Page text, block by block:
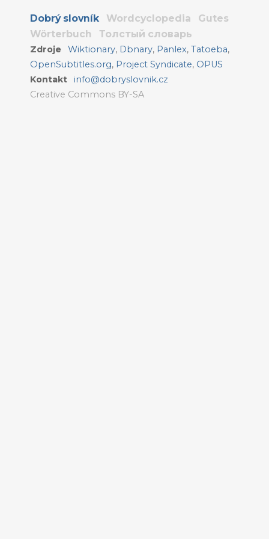
Dobrý slovník Wordcyclopedia
Gutes
Wörterbuch
Толстый словарь
Zdroje Wiktionary, Dbnary, Panlex,Tatoeba,
OpenSubtitles.org, Project Syndicate, OPUS
Kontakt
info@dobryslovnik.cz
Creative Commons BY-SA